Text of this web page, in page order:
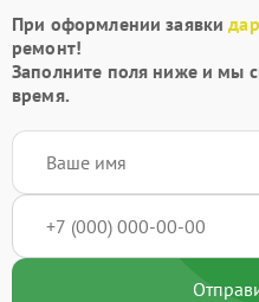
При оформлении заявки
ремонт!
Заполните поля ниже и мы
время.